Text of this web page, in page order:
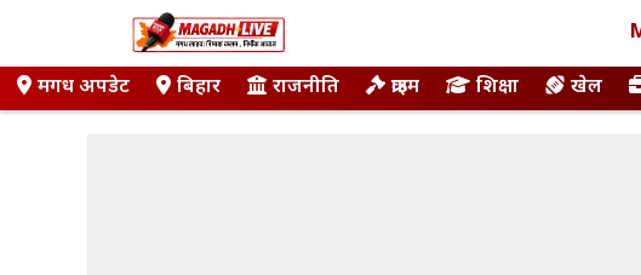
content
मगध अपडेट बिहार राजनीति क्राइम शिक्षा खेल